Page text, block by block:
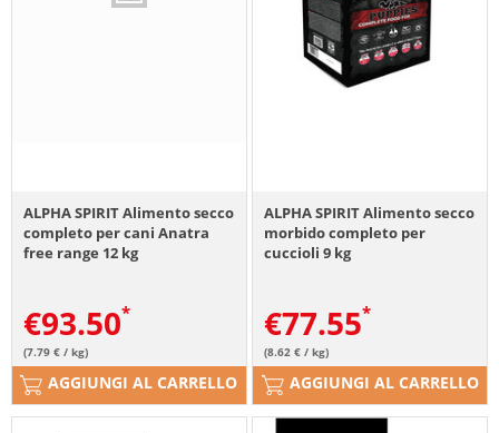
ALPHA SPIRIT Alimento secco
completo per cani Anatra
free range 12 kg
€93.50
(7.79 € / kg)
AGGIUNGI AL CARRELLO
ALPHA SPIRIT Alimento secco
morbido completo per
cuccioli 9 kg
€77.55
(8.62 € / kg)
AGGIUNGI AL CARRELLO